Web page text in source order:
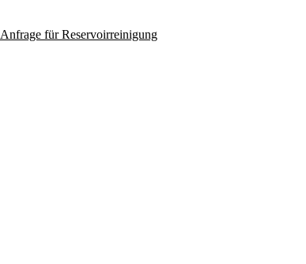
Anfrage für Reservoirreinigung